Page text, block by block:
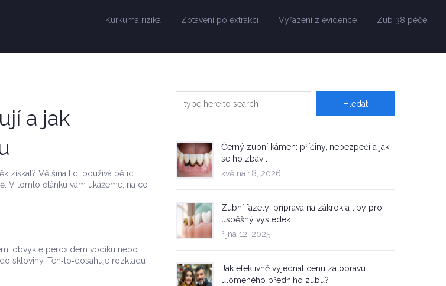
Kurkuma rizika Zotavení po extrakci Vyřazení z evidence Zub 38 péče
a jak
získal? Většina lidí používá bělicí
V tomto článku vám ukážeme, na co
obvykle peroxidem vodíku nebo
skloviny. Ten‑to‑dosahuje rozkladu
Černý zubní kámen: příčiny, nebezpečí a jak
se ho zbavit
května 18, 2026
Zubní fazety: příprava na zákrok a tipy pro
úspěšný výsledek
října 12, 2025
Jak efektivně vyjednat cenu za opravu
ulomeného předního zubu?